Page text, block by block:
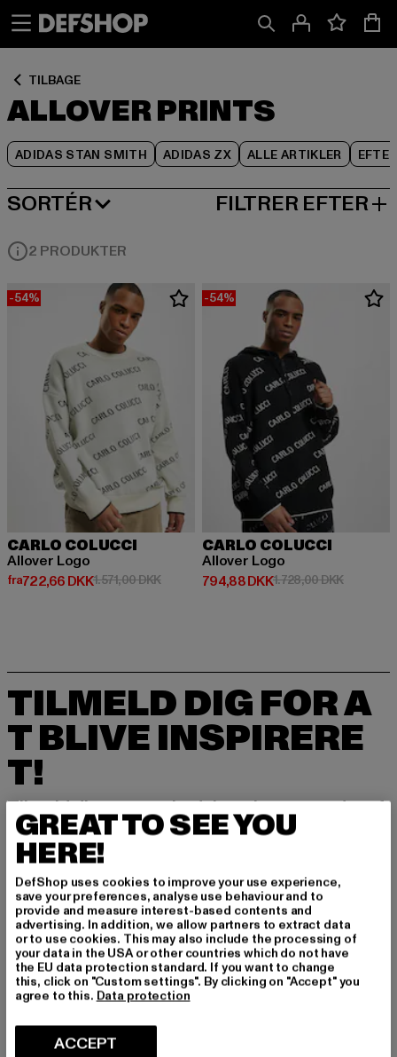
TILBAGE
ALLOVER PRINTS
ADIDAS STAN SMITH ADIDAS ZX ALLE ARTIKLER
SORTÉR
MEST POPULÆRE FILTRER EFTER
2 PRODUKTER
-54%
CARLO COLUCCI
Allover Logo
fra722,66 DKK
Nuværende pris: Fra 722,66 DKK
1.571,00 DKKKampagnepris: 1.571,00 DKK
-54%
CARLO COLUCCI
Allover Logo
794,88 DKK
Nuværende pris: 794,88 DKK
1.728,00 DKK
TILMELD DIG FOR A
T BLIVE INSPIRERE
T!
Tilmeld dig vores nyhedsbrev her og modtag f
remtidige oplysninger om aktuelle trends, tilbu
d og kuponer fra DefShop via e-mail!
Hvilke produkter er du interesseret i?
MÆND
KVINDER
E-MAIL
GREAT TO SEE YOU
HERE!
DefShop uses cookies to improve your use experience,
save your preferences, analyse use behaviour and to
provide and measure interest-based contents and
advertising. In addition, we allow partners to extract data
or to use cookies. This may also include the processing of
your data in the USA or other countries which do not have
the EU data protection standard. If you want to change
this, click on "Custom settings". By clicking on "Accept" you
agree to this. Data protection
ACCEPT